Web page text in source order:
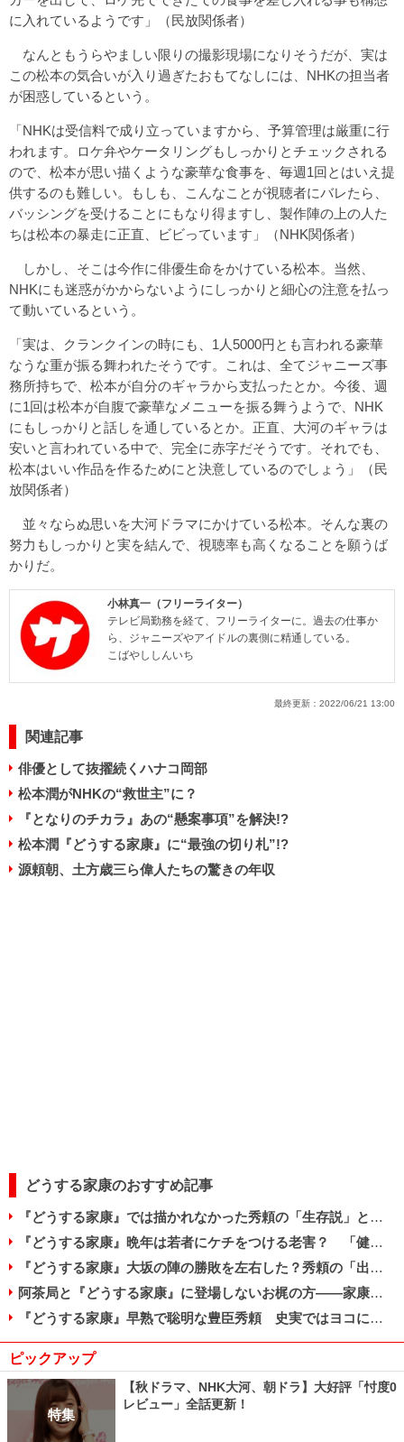
に入れているようです」（民放関係者）
なんともうらやましい限りの撮影現場になりそうだが、実は
この松本の気合いが入り過ぎたおもてなしには、NHKの担当者
が困惑しているという。
「NHKは受信料で成り立っていますから、予算管理は厳重に行
われます。ロケ弁やケータリングもしっかりとチェックされる
ので、松本が思い描くような豪華な食事を、毎週1回とはいえ提
供するのも難しい。もしも、こんなことが視聴者にバレたら、
バッシングを受けることにもなり得ますし、製作陣の上の人た
ちは松本の暴走に正直、ビビっています」（NHK関係者）
しかし、そこは今作に俳優生命をかけている松本。当然、
NHKにも迷惑がかからないようにしっかりと細心の注意を払っ
て動いているという。
「実は、クランクインの時にも、1人5000円とも言われる豪華
なうな重が振る舞われたそうです。これは、全てジャニーズ事
務所持ちで、松本が自分のギャラから支払ったとか。今後、週
に1回は松本が自腹で豪華なメニューを振る舞うようで、NHK
にもしっかりと話しを通しているとか。正直、大河のギャラは
安いと言われている中で、完全に赤字だそうです。それでも、
松本はいい作品を作るためにと決意しているのでしょう」（民
放関係者）
並々ならぬ思いを大河ドラマにかけている松本。そんな裏の
努力もしっかりと実を結んで、視聴率も高くなることを願うば
かりだ。
小林真一（フリーライター）
テレビ局勤務を経て、フリーライターに。過去の仕事か
ら、ジャニーズやアイドルの裏側に精通している。
こばやししんいち
最終更新： 2022/06/21 13:00
関連記事
俳優として抜擢続くハナコ岡部
松本潤がNHKの“救世主”に？
『となりのチカラ』あの“懸案事項”を解決!?
松本潤『どうする家康』に“最強の切り札”!?
源頼朝、土方歳三ら偉人たちの驚きの年収
どうする家康のおすすめ記事
『どうする家康』では描かれなかった秀頼の「生存説」と子どもたちの数奇な運命
『どうする家康』晩年は若者にケチをつける老害？ 「健康マニア」家康の死因とは
『どうする家康』大坂の陣の勝敗を左右した？秀頼の「出陣」と真田信繫の提言
阿茶局と『どうする家康』に登場しないお梶の方――家康が信頼した2人の側室
『どうする家康』早熟で聡明な豊臣秀頼 史実ではヨコにもでかい巨漢だった？
ピックアップ
特集
【秋ドラマ、NHK大河、朝ドラ】大好評「忖度0
レビュー」全話更新！